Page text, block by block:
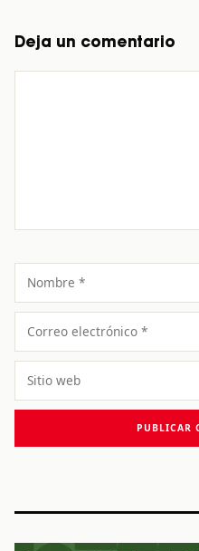
Deja un comentario
Nombre
Correo
electrónico
Sitio
web